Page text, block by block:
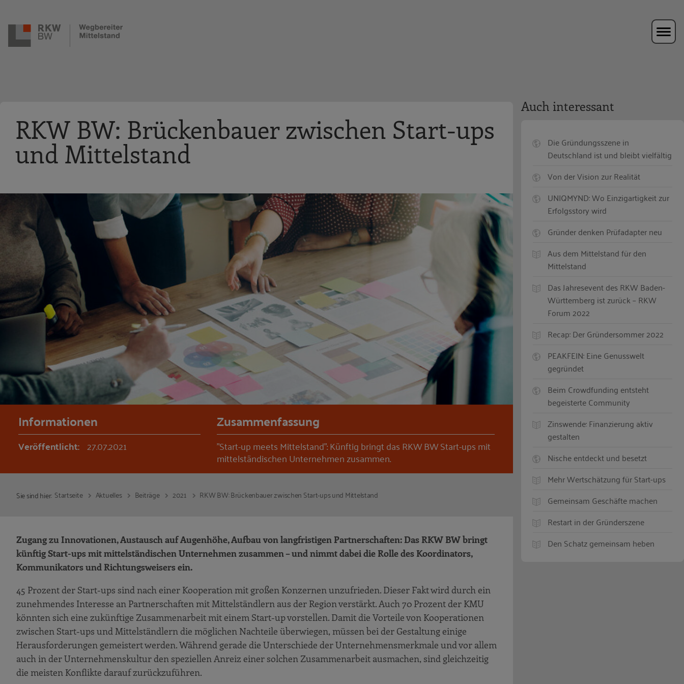
RKW BW: Brückenbauer zwischen Start-ups
und Mittelstand
Informationen
Veröffentlicht: 27.07.2021
Zusammenfassung
"Start-up meets Mittelstand": Künftig bringt das RKW BW Start-ups mit
mittelständischen Unternehmen zusammen.
Sie sind hier: Startseite Aktuelles Beiträge 2021 RKW BW: Brückenbauer zwischen Start-ups und Mittelstand
Zugang zu Innovationen, Austausch auf Augenhöhe, Aufbau von langfristigen Partnerschaften: Das RKW BW bringt
künftig Start-ups mit mittelständischen Unternehmen zusammen – und nimmt dabei die Rolle des Koordinators,
Kommunikators und Richtungsweisers ein.
45 Prozent der Start-ups sind nach einer Kooperation mit großen Konzernen unzufrieden. Dieser Fakt wird durch ein
zunehmendes Interesse an Partnerschaften mit Mittelständlern aus der Region verstärkt. Auch 70 Prozent der KMU
könnten sich eine zukünftige Zusammenarbeit mit einem Start-up vorstellen. Damit die Vorteile von Kooperationen
zwischen Start-ups und Mittelständlern die möglichen Nachteile überwiegen, müssen bei der Gestaltung einige
Herausforderungen gemeistert werden. Während gerade die Unterschiede der Unternehmensmerkmale und vor allem
auch in der Unternehmenskultur den speziellen Anreiz einer solchen Zusammenarbeit ausmachen, sind gleichzeitig
die meisten Konflikte darauf zurückzuführen.
Auch interessant
Die Gründungsszene in
Deutschland ist und bleibt vielfältig
Von der Vision zur Realität
UNIQMYND: Wo Einzigartigkeit zur
Erfolgsstory wird
Gründer denken Prüfadapter neu
Aus dem Mittelstand für den
Mittelstand
Das Jahresevent des RKW Baden-
Württemberg ist zurück – RKW
Forum 2022
Recap: Der Gründersommer 2022
PEAKFEIN: Eine Genusswelt
gegründet
Beim Crowdfunding entsteht
begeisterte Community
Zinswende: Finanzierung aktiv
gestalten
Nische entdeckt und besetzt
Mehr Wertschätzung für Start-ups
Gemeinsam Geschäfte machen
Restart in der Gründerszene
Den Schatz gemeinsam heben